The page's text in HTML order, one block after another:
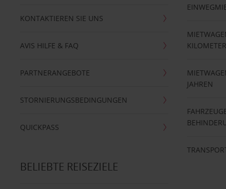
KONTAKTIEREN SIE UNS
AVIS HILFE & FAQ
PARTNERANGEBOTE
STORNIERUNGSBEDINGUNGEN
QUICKPASS
JAHREN
BELIEBTE REISEZIELE